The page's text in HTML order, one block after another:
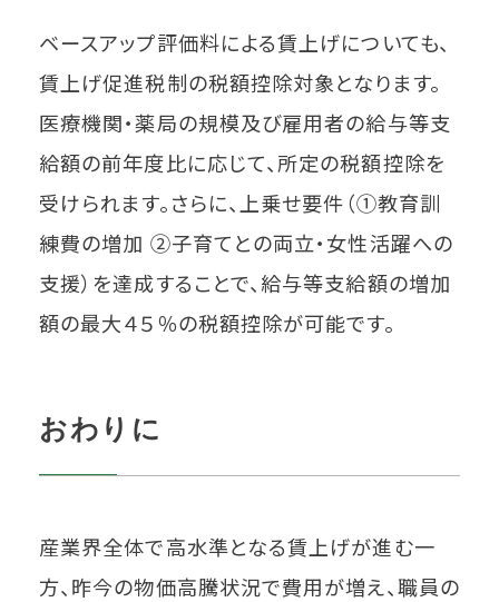
ベースアップ評価料による賃上げについても、
賃上げ促進税制の税額控除対象となります。
医療機関・薬局の規模及び雇用者の給与等支
給額の前年度比に応じて、所定の税額控除を
受けられます。さらに、上乗せ要件（①教育訓
練費の増加 ②子育てとの両立・女性活躍への
支援）を達成することで、給与等支給額の増加
額の最大４５％の税額控除が可能です。
おわりに
産業界全体で高水準となる賃上げが進む一
方、昨今の物価高騰状況で費用が増え、職員の